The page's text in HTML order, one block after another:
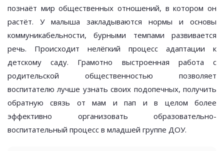
познаёт мир общественных отношений, в котором он
растёт. У малыша закладываются нормы и основы
коммуникабельности, бурными темпами развивается
речь. Происходит нелёгкий процесс адаптации к
детскому саду. Грамотно выстроенная работа с
родительской общественностью позволяет
воспитателю лучше узнать своих подопечных, получить
обратную связь от мам и пап и в целом более
эффективно организовать образовательно-
воспитательный процесс в младшей группе ДОУ.